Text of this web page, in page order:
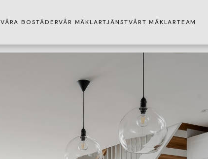
VÅRA BOSTÄDERVÅR MÄKLARTJÄNSTVÅRT MÄKLARTEAM